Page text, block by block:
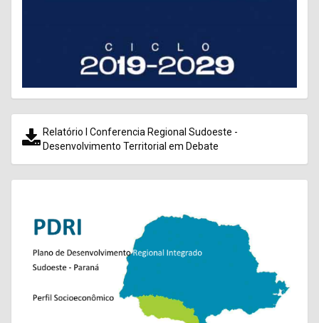
Relatório I Conferencia Regional Sudoeste -
Desenvolvimento Territorial em Debate